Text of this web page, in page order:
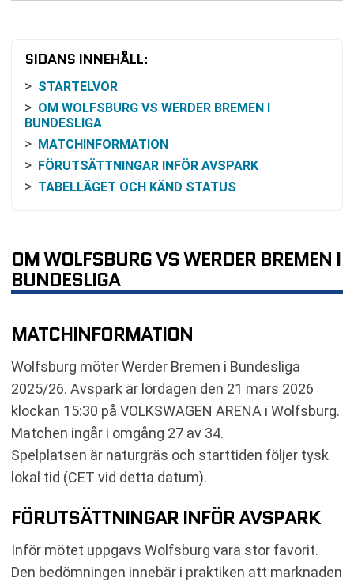
SIDANS INNEHÅLL:
STARTELVOR
OM WOLFSBURG VS WERDER BREMEN I
BUNDESLIGA
MATCHINFORMATION
FÖRUTSÄTTNINGAR INFÖR AVSPARK
TABELLÄGET OCH KÄND STATUS
ODDSBILD OCH SANNOLIKHETSRESONEMANG
SÅ FÖLJER DU MATCHEN PÅ TV ELLER ONLINE
BEGREPP OCH DEFINITIONER
VANLIGA FRÅGOR OM WOLFSBURG VS WERDER
TABELL
RELATERADE NYHETER
OM WOLFSBURG VS WERDER BREMEN I
BUNDESLIGA
MATCHINFORMATION
Wolfsburg möter Werder Bremen i Bundesliga
2025/26. Avspark är lördagen den 21 mars 2026
klockan 15:30 på VOLKSWAGEN ARENA i Wolfsburg.
Matchen ingår i omgång 27 av 34.
Spelplatsen är naturgräs och starttiden följer tysk
lokal tid (CET vid detta datum).
FÖRUTSÄTTNINGAR INFÖR AVSPARK
Inför mötet uppgavs Wolfsburg vara stor favorit.
Den bedömningen innebär i praktiken att marknaden